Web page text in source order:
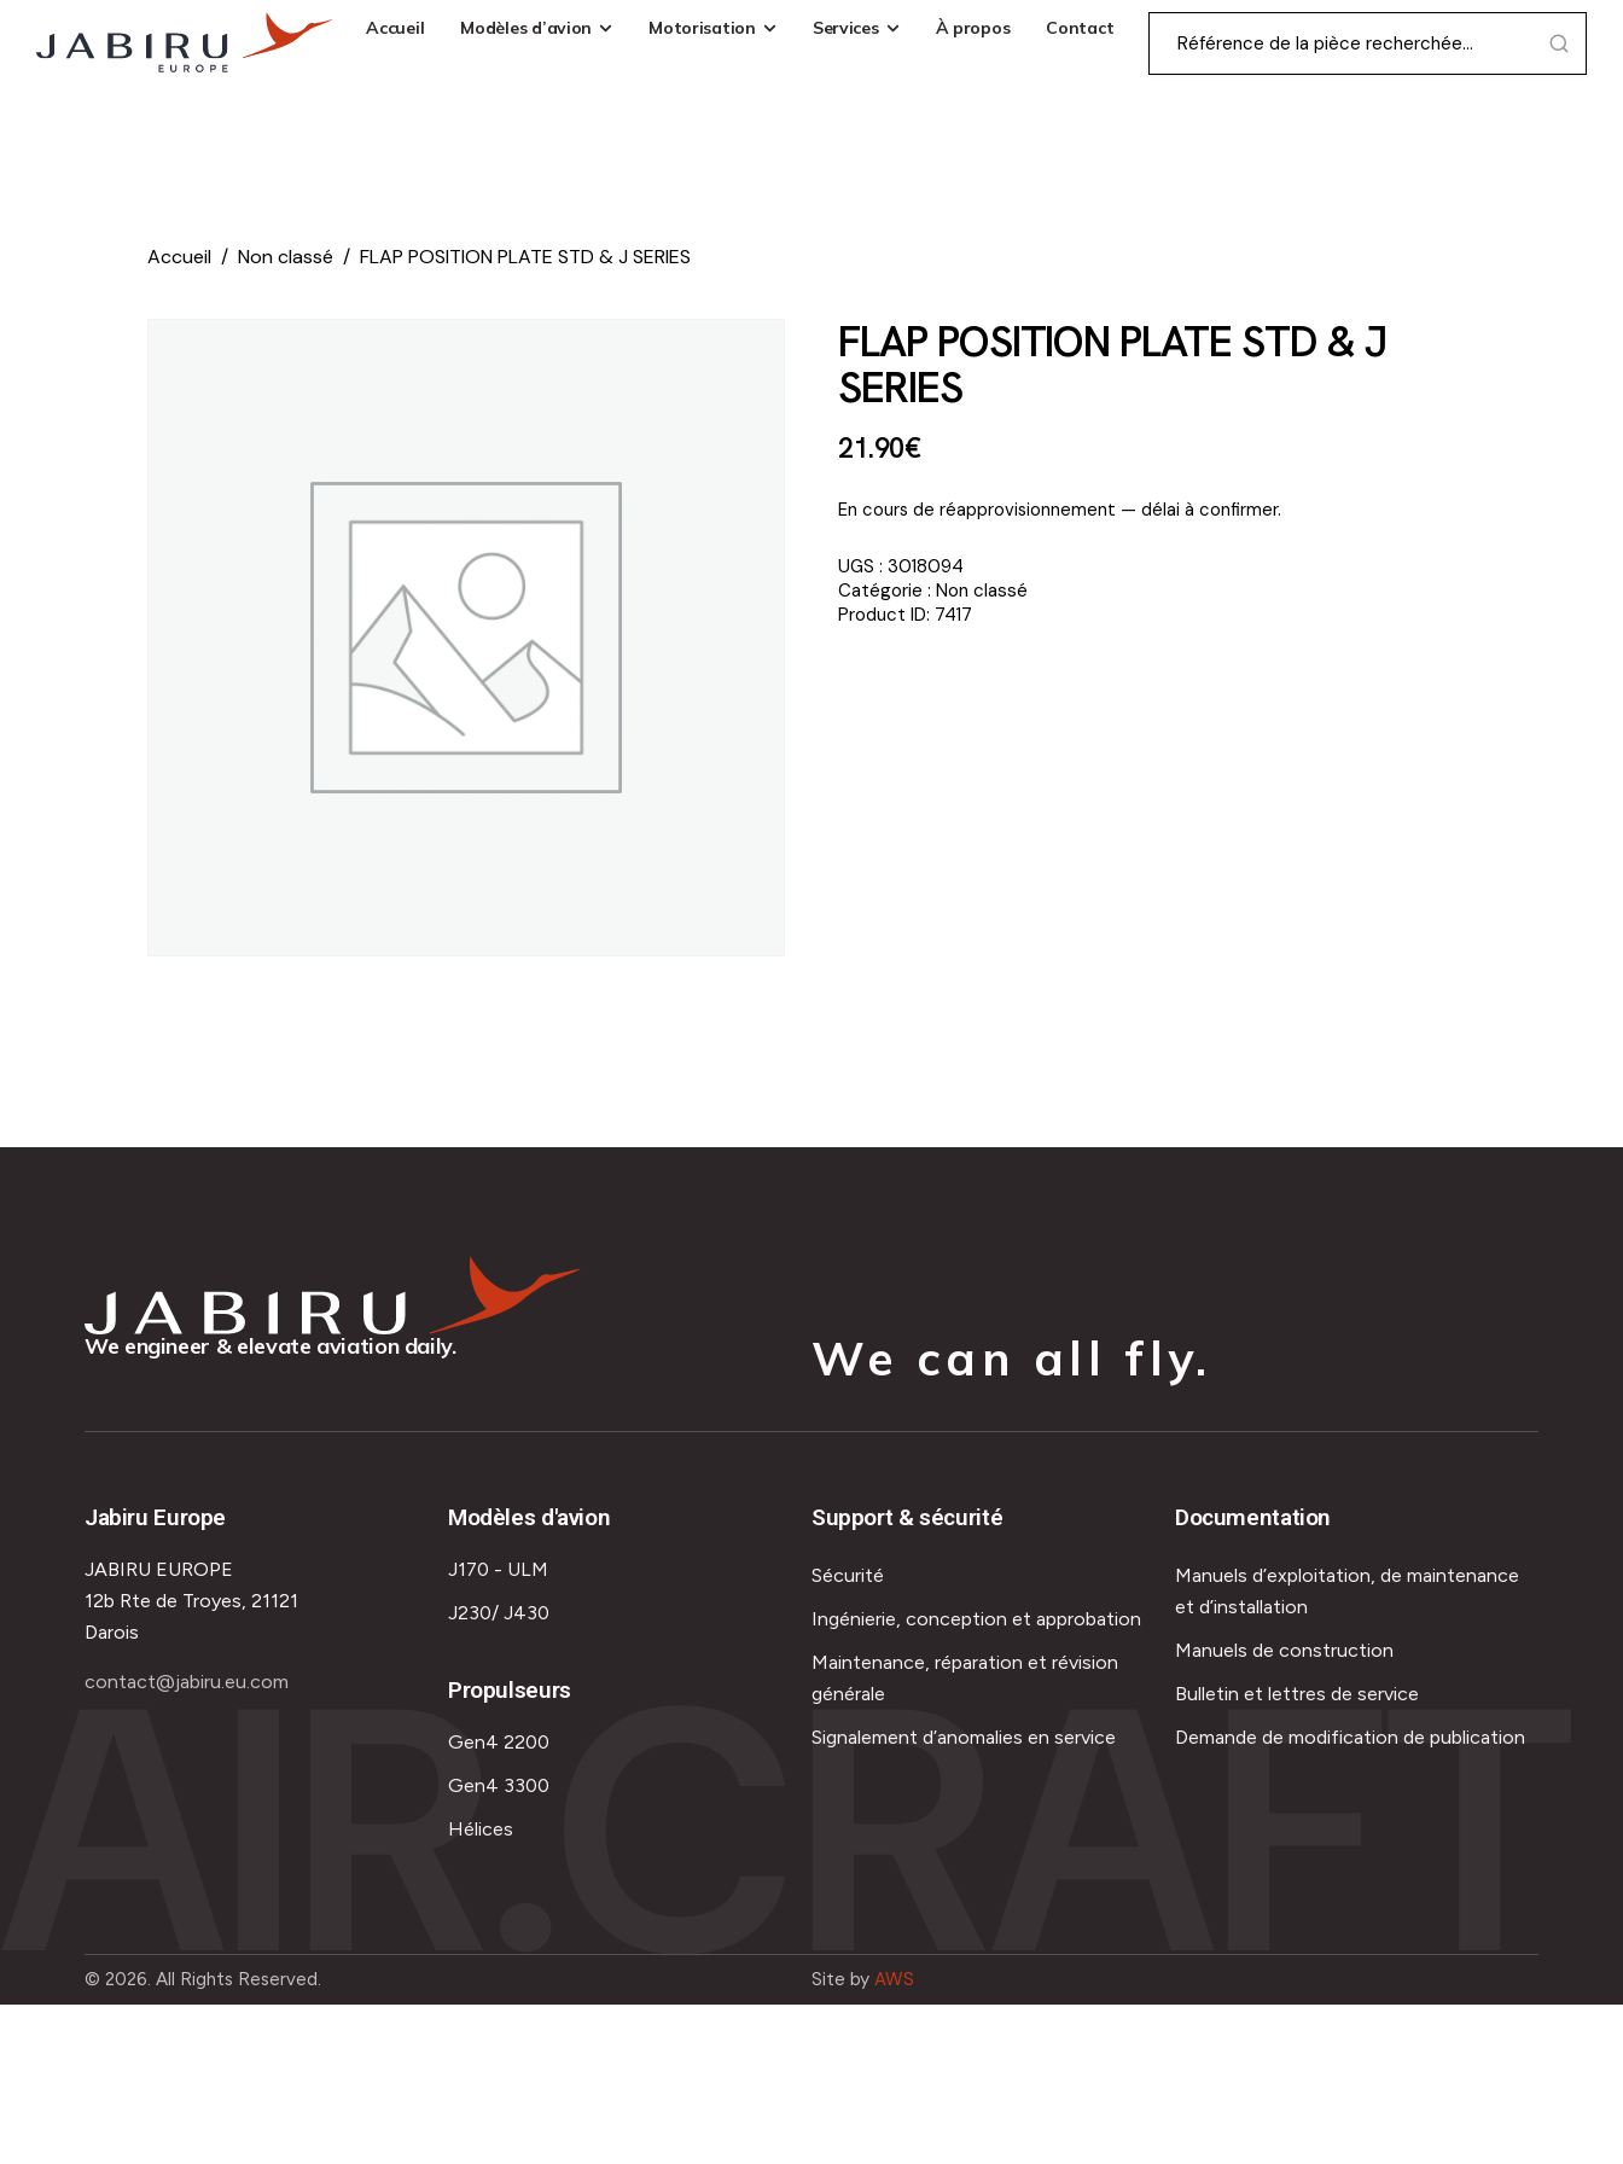
Accueil Modèles d’avion Motorisation Services À propos Contact
Accueil Non classé FLAP POSITION PLATE STD & J SERIES
FLAP POSITION PLATE STD & J
SERIES
21.90€
En cours de réapprovisionnement — délai à confirmer.
UGS : 3018094
Catégorie : Non classé
Product ID: 7417
We engineer & elevate aviation daily. We can all fly.
Jabiru Europe
JABIRU EUROPE
12b Rte de Troyes, 21121
Darois
contact@jabiru.eu.com
Modèles d'avion
J170 - ULM
J230/ J430
Propulseurs
Gen4 2200
Gen4 3300
Hélices
Support & sécurité
Sécurité
Ingénierie, conception et approbation
Maintenance, réparation et révision
générale
Signalement d’anomalies en service
Documentation
Manuels d’exploitation, de maintenance
et d’installation
Manuels de construction
Bulletin et lettres de service
Demande de modification de publication
AIR.CRAFT
© 2026. All Rights Reserved. Site by AWS